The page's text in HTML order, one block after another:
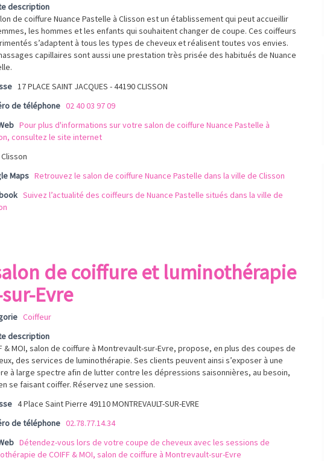
description
de coiffure Nuance Pastelle à Clisson est un établissement qui peut accueillir
les hommes et les enfants qui souhaitent changer de coupe. Ces coiffeurs
s’adaptent à tous les types de cheveux et réalisent toutes vos envies.
capillaires sont aussi une prestation très prisée des habitués de Nuance
17 PLACE SAINT JACQUES - 44190 CLISSON
de téléphone 02 40 03 97 09
Pour plus d'informations sur votre salon de coiffure Nuance Pastelle à
consultez le site internet
Clisson
Maps Retrouvez le salon de coiffure Nuance Pastelle dans la ville de Clisson
Suivez l’actualité des coiffeurs de Nuance Pastelle situés dans la ville de
de coiffure et luminothérapie
Evre
Coiffeur
description
& MOI, salon de coiffure à Montrevault-sur-Evre, propose, en plus des coupes de
des services de luminothérapie. Ses clients peuvent ainsi s’exposer à une
à large spectre afin de lutter contre les dépressions saisonnières, au besoin,
se faisant coiffer. Réservez une session.
4 Place Saint Pierre 49110 MONTREVAULT-SUR-EVRE
de téléphone 02.78.77.14.34
Détendez-vous lors de votre coupe de cheveux avec les sessions de
de COIFF & MOI, salon de coiffure à Montrevault-sur-Evre